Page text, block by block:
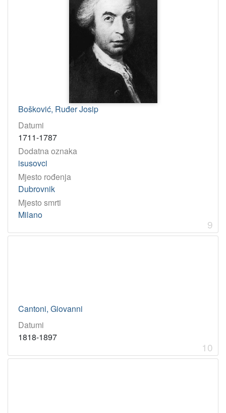
Bošković, Ruđer Josip
Datumi
1711-1787
Dodatna oznaka
isusovci
Mjesto rođenja
Dubrovnik
Mjesto smrti
Milano
9
Cantoni, Giovanni
Datumi
1818-1897
10